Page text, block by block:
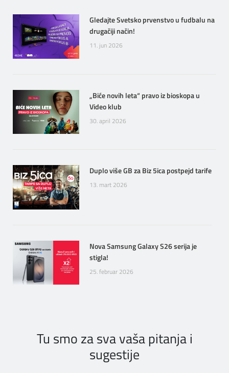
Gledajte Svetsko prvenstvo u fudbalu na
drugačiji način!
11. jun 2026
„Biće novih leta“ pravo iz bioskopa u
Video klub
30. april 2026
Duplo više GB za Biz 5ica postpejd tarife
13. mart 2026
Nova Samsung Galaxy S26 serija je
stigla!
25. februar 2026
Tu smo za sva vaša pitanja i
sugestije